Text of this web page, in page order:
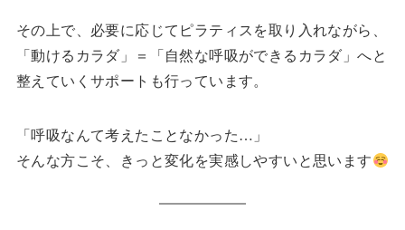
その上で、必要に応じてピラティスを取り入れながら、
「動けるカラダ」＝「自然な呼吸ができるカラダ」へと
整えていくサポートも行っています。
「呼吸なんて考えたことなかった…」
そんな方こそ、きっと変化を実感しやすいと思います